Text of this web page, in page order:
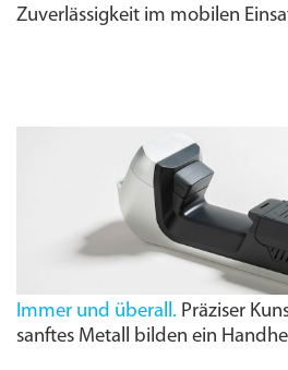
Zuverlässigkeit im mobilen
Immer und überall. Präziser
sanftes Metall bilden ein